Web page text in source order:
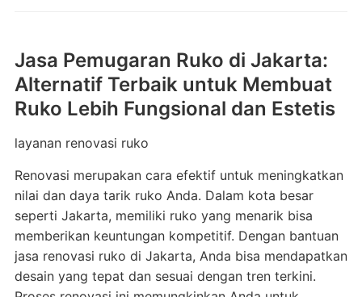
Jasa Pemugaran Ruko di Jakarta:
Alternatif Terbaik untuk Membuat
Ruko Lebih Fungsional dan Estetis
layanan renovasi ruko
Renovasi merupakan cara efektif untuk meningkatkan
nilai dan daya tarik ruko Anda. Dalam kota besar
seperti Jakarta, memiliki ruko yang menarik bisa
memberikan keuntungan kompetitif. Dengan bantuan
jasa renovasi ruko di Jakarta, Anda bisa mendapatkan
desain yang tepat dan sesuai dengan tren terkini.